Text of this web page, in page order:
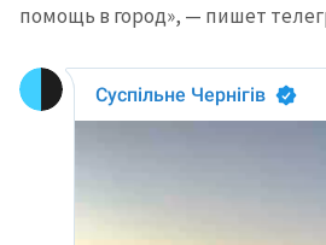
помощь в город», — пишет